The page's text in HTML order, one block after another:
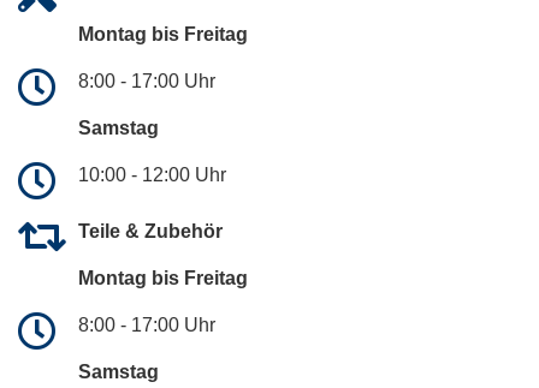
Montag bis Freitag
8:00 - 17:00 Uhr
Samstag
10:00 - 12:00 Uhr
Teile & Zubehör
Montag bis Freitag
8:00 - 17:00 Uhr
Samstag